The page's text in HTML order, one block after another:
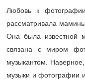
Любовь к
рассматривала
Она была известной
связана с миром
музыкантом.
музыки и фотографии